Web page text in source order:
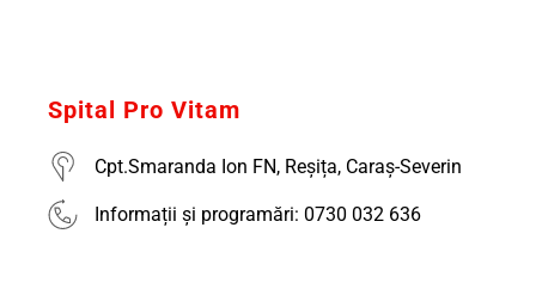
Spital Pro Vitam
Cpt.Smaranda Ion FN, Reșița, Caraș-Severin
Informații și programări: 0730 032 636